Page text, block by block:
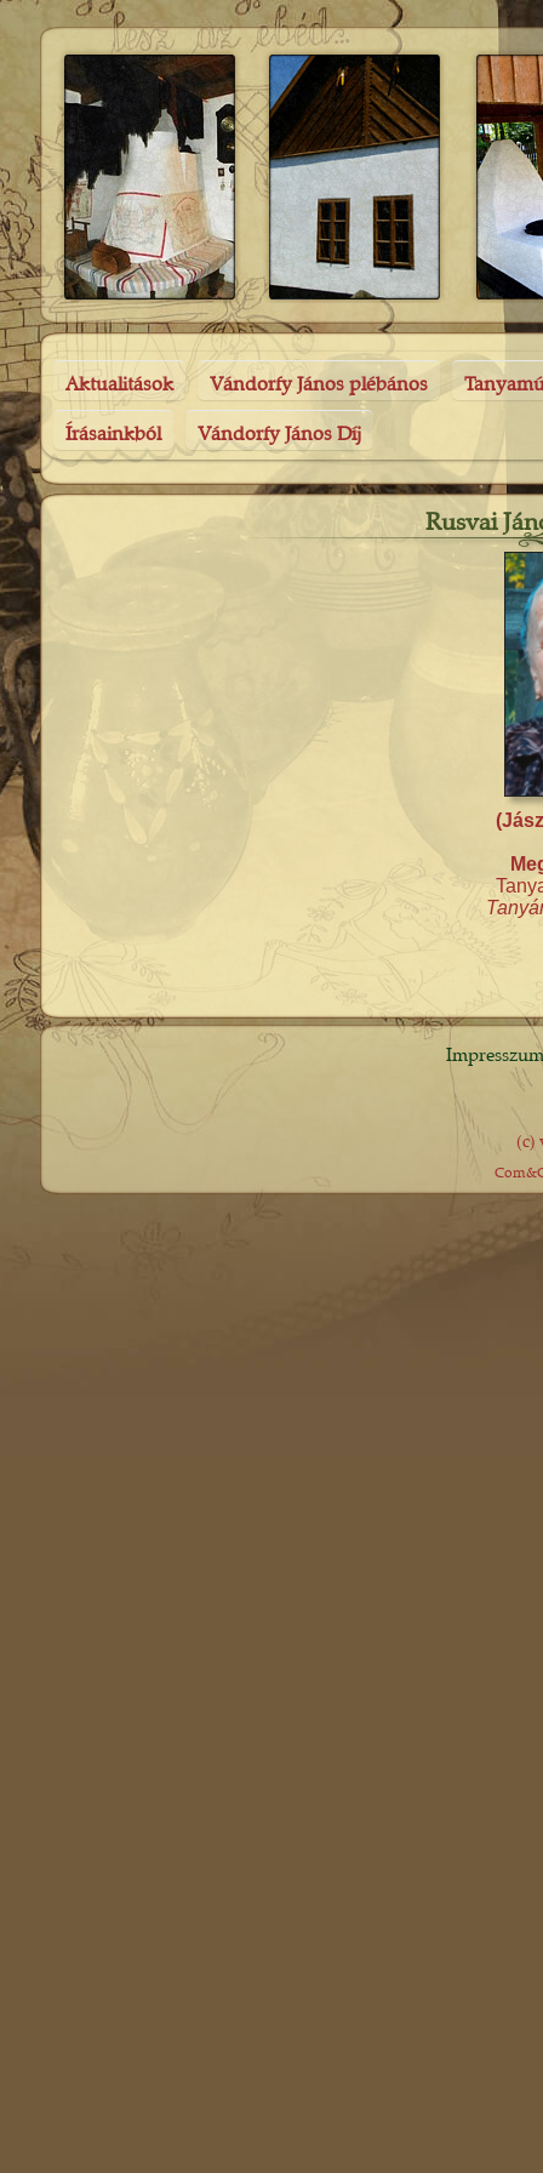
Aktualitások Vándorfy János plébános
Írásainkból Vándorfy János Díj
Rusvai
Impresszum
(c)